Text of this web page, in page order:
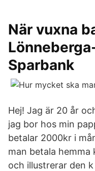
När vuxna
Sparbank
Hej! Jag är 20 år
jag bor hos min
betalar 2000kr i
man betala hemma
och illustrerar den